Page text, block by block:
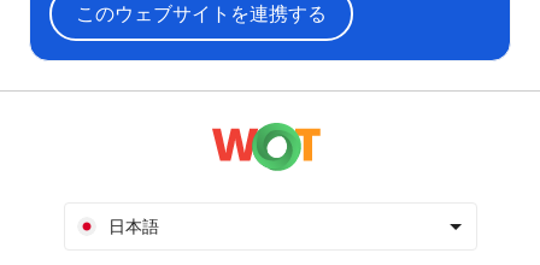
このウェブサイトを連携する
日本語